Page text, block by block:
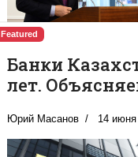
Featured
Банки
лет.
Юрий Масанов 14